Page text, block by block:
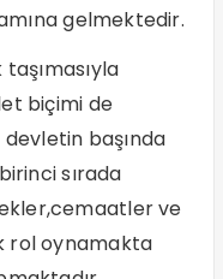
gelmektedir.
biçimi de
başında
sırada
ve
rol oynamakta